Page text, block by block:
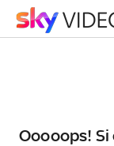
Ooooops!